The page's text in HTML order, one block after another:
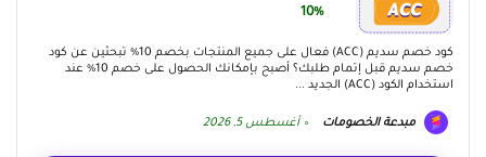
10%
كود خصم سديم (ACC) فعال على جميع المنتجات بخصم 10% تبحثين عن كود
خصم سديم قبل إتمام طلبك؟ أصبح بإمكانك الحصول على خصم 10% عند
استخدام الكود (ACC) الجديد ...
مبدعة الخصومات أغسطس 5, 2026